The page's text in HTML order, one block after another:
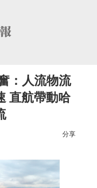
：人流物流
直航帶動哈
分享